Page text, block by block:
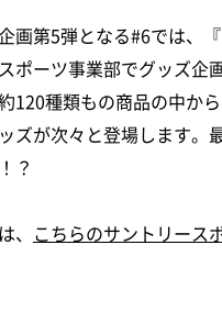
画第5弾となる#6では、
ポーツ事業部でグッズ
120種類もの商品の中か
ズが次々と登場します
？
こちらのサントリース